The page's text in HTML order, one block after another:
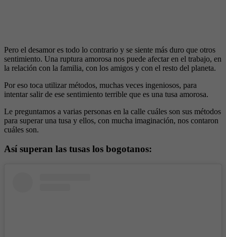
Pero el desamor es todo lo contrario y se siente más duro que otros
sentimiento. Una ruptura amorosa nos puede afectar en el trabajo, en
la relación con la familia, con los amigos y con el resto del planeta.
Por eso toca utilizar métodos, muchas veces ingeniosos, para
intentar salir de ese sentimiento terrible que es una tusa amorosa.
Le preguntamos a varias personas en la calle cuáles son sus métodos
para superar una tusa y ellos, con mucha imaginación, nos contaron
cuáles son.
Así superan las tusas los bogotanos: